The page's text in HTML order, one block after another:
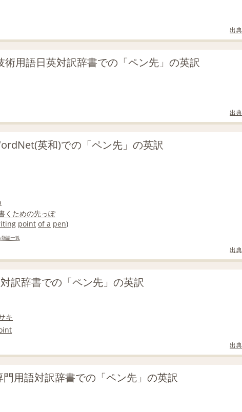
出
術用語日英対訳辞書での「ペン先」の英訳
出
英和)での「ペン先」の英訳
く ための先っぽ
point of a pen)
類語一覧
出
訳辞書での「ペン先」の英訳
キ
出
用語対訳辞書での「ペン先」の英訳